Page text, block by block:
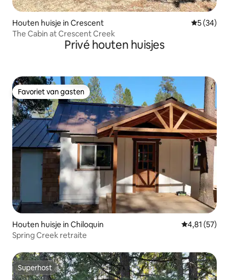
Houten huisje in Crescent
5 (34)
The Cabin at Crescent Creek
Privé houten huisjes
Favoriet van gasten
Favoriet van gasten
Houten huisje in Chiloquin Gemiddelde
4,81 (57)
Spring Creek retraite
Superhost
Superhost